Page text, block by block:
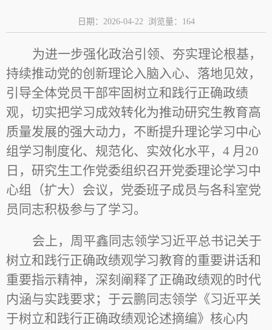
日期：2026-04-22 浏览量： 164
为进一步强化政治引领、夯实理论根基，
持续推动党的创新理论入脑入心、落地见效，
引导全体党员干部牢固树立和践行正确政绩
观，切实把学习成效转化为推动研究生教育高
质量发展的强大动力，不断提升理论学习中心
组学习制度化、规范化、实效化水平， 4 月 20
日，研究生工作党委组织召开党委理论学习中
心组（扩大）会议，党委班子成员与各科室党
员同志积极参与了学习。
会上，周平鑫同志领学习近平总书记关于
树立和践行正确政绩观学习教育的重要讲话和
重要指示精神，深刻阐释了正确政绩观的时代
内涵与实践要求；于云鹏同志领学《习近平关
于树立和践行正确政绩观论述摘编》核心内